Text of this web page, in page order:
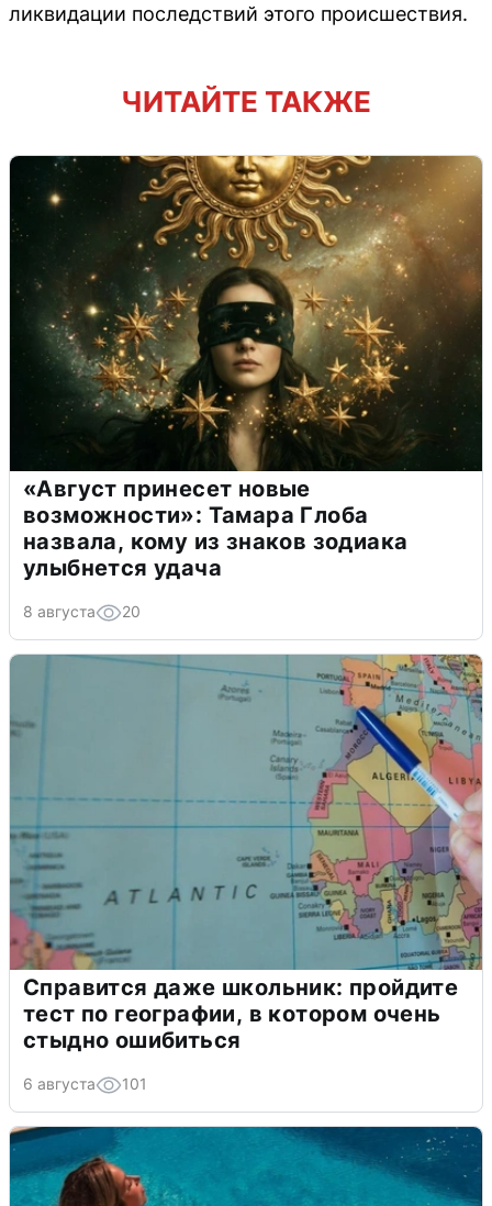
ликвидации последствий этого происшествия.
ЧИТАЙТЕ ТАКЖЕ
«Август принесет новые
возможности»: Тамара Глоба
назвала, кому из знаков зодиака
улыбнется удача
8 августа 20
Справится даже школьник: пройдите
тест по географии, в котором очень
стыдно ошибиться
6 августа 101